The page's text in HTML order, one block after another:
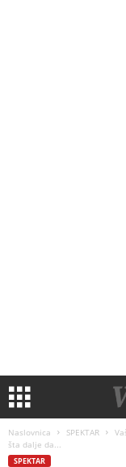
Naslovnica SPEKTAR
šta dalje da...
SPEKTAR